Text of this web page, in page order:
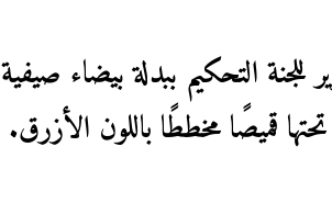
التحكيم ببدلة بيضاء صيفية
قميصًا مخططًا باللون الأزرق.